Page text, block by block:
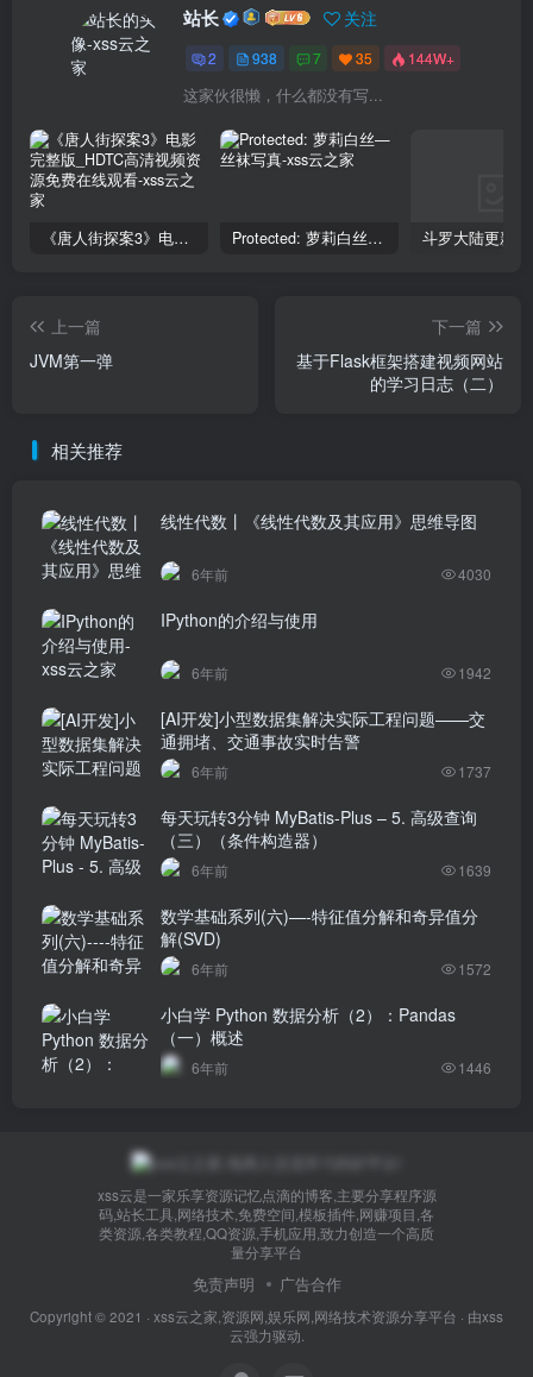
站长 关注
2 938 7 35 144W+
这家伙很懒，什么都没有写...
《唐人街探案3》电影完整版_HDTC高清视频资源免费在线观看 Protected: 萝莉白丝—丝袜写真
上一篇
JVM第一弹
下一篇
基于Flask框架搭建视频网站
的学习日志（二）
相关推荐
线性代数丨《线性代数及其应用》思维导图
6年前 4030
IPython的介绍与使用
6年前 1942
[AI开发]小型数据集解决实际工程问题——交
通拥堵、交通事故实时告警
6年前 1737
每天玩转3分钟 MyBatis-Plus – 5. 高级查询
（三）（条件构造器）
6年前 1639
数学基础系列(六)—-特征值分解和奇异值分
解(SVD)
6年前 1572
小白学 Python 数据分析（2）：Pandas
（一）概述
6年前 1446
xss云是一家乐享资源记忆点滴的博客,主要分享程序源
码,站长工具,网络技术,免费空间,模板插件,网赚项目,各
类资源,各类教程,QQ资源,手机应用,致力创造一个高质
量分享平台
免责声明 广告合作
Copyright © 2021 · xss云之家,资源网,娱乐网,网络技术资源分享平台 · 由xss
云强力驱动.